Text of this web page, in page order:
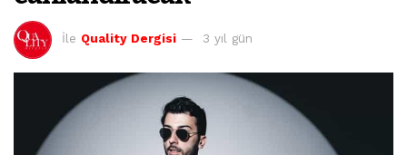
İle Quality Dergisi 3 yıl gün